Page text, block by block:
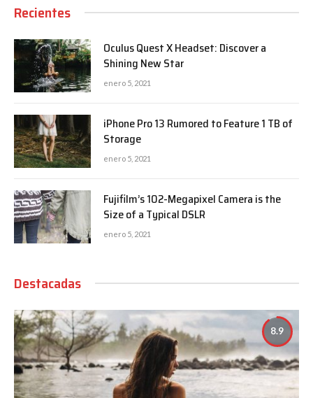
Recientes
Oculus Quest X Headset: Discover a
Shining New Star
enero 5, 2021
iPhone Pro 13 Rumored to Feature 1 TB of
Storage
enero 5, 2021
Fujifilm’s 102-Megapixel Camera is the
Size of a Typical DSLR
enero 5, 2021
Destacadas
8.9